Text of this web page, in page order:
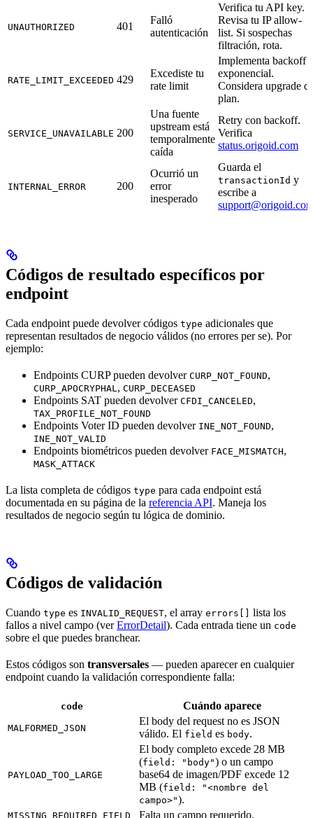
UNAUTHORIZED 401
Falló
autenticación
Verifica tu API key.
Revisa tu IP allow-
list. Si sospechas
filtración, rota.
RATE_LIMIT_EXCEEDED 429
Excediste tu
rate limit
Implementa backoff
exponencial.
Considera upgrade
plan.
SERVICE_UNAVAILABLE 200
Una fuente
upstream está
temporalmente
caída
Retry con backoff.
Verifica
status.origoid.com
INTERNAL_ERROR 200
Ocurrió un
error
inesperado
Guarda el
transactionId y
escribe a
Códigos de resultado específicos por
endpoint
Cada endpoint puede devolver códigos type adicionales que
representan resultados de negocio válidos (no errores per se). Por
ejemplo:
Endpoints CURP pueden devolver CURP_NOT_FOUND,
CURP_APOCRYPHAL , CURP_DECEASED
Endpoints SAT pueden devolver CFDI_CANCELED,
TAX_PROFILE_NOT_FOUND
Endpoints Voter ID pueden devolver INE_NOT_FOUND,
INE_NOT_VALID
Endpoints biométricos pueden devolver FACE_MISMATCH,
MASK_ATTACK
La lista completa de códigos type para cada endpoint está
documentada en su página de la referencia API. Maneja los
resultados de negocio según tu lógica de dominio.
Códigos de validación
Cuando type es INVALID_REQUEST, el array errors[] lista los
fallos a nivel campo (verErrorDetail). Cada entrada tiene un code
sobre el que puedes branchear.
Estos códigos son transversales — pueden aparecer en cualquier
endpoint cuando la validación correspondiente falla:
code Cuándo aparece
MALFORMED_JSON
El body del request no es JSON
válido. El field es body.
PAYLOAD_TOO_LARGE
El body completo excede 28 MB
(field: "body") o un campo
base64 de imagen/PDF excede 12
MB (field: "<nombre del
campo>").
MISSING_REQUIRED_FIELD Falta un campo requerido.